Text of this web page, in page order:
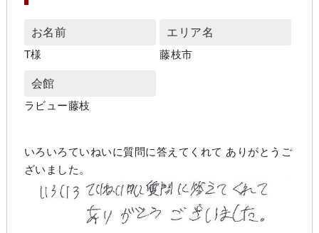
お名前
T様
エリア名
藤枝市
会館
ラビュー藤枝
いろいろていねいに質問に答えてくれて ありがとうご
ざいました。